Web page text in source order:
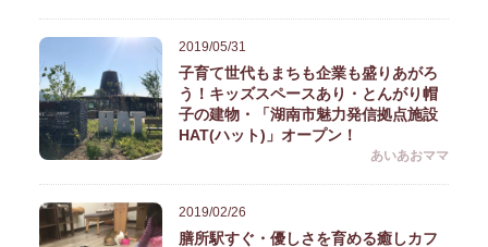
2019/05/31
子育て世代もまちも企業も盛りあがろ
う！キッズスペースあり・とんがり帽
子の建物・「湖南市魅力発信拠点施設
HAT(ハット)」オープン！
あいあおママ
2019/02/26
膳所駅すぐ・優しさを育める癒しカフ